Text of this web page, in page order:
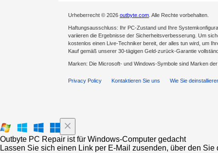
Urheberrecht © 2026 outbyte.com . Alle Rechte vorbehalten.
Haftungsausschluss: Ihr PC-Zustand und Ihre
variieren die Ergebnisse der Sicherheitsverbesserung. Um
kostenlos einen Live-Techniker bereit, der alles tun wird, um
Kauf gemäß unserer 30-tägigen Geld-zurück-Garantie
Marken: Die Microsoft- und Windows-Symbole sind Marken
Privacy Policy Kontaktieren Sie uns Wie Sie
Outbyte PC Repair ist für Windows-Computer gedacht
Lassen Sie sich einen Link per E-Mail zusenden, über den